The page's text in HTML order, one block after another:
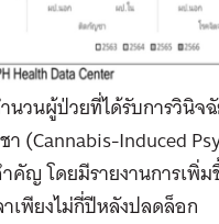
นวนผู้ป่วยที่ได้รับการวินิจ
(Cannabis-Induced
คัญ โดยมีรายงานการเพิ่ม
าเพียงไม่กี่ปีหลังปลดล็อก